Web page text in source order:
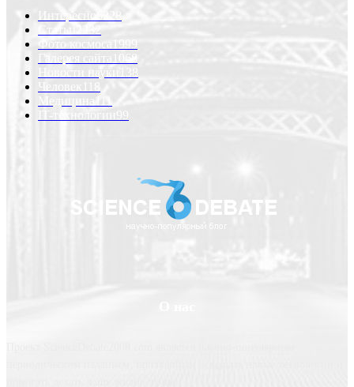
Интересно
Статьи
Фото космоса
1999
Галерея сайта 1068
Новости науки
Человек
Медицина
IT-технологии99